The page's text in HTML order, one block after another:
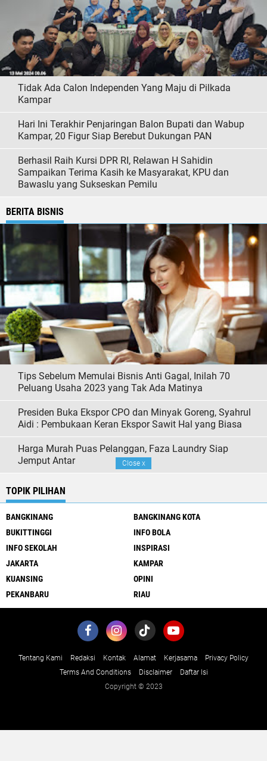
Tidak Ada Calon Independen Yang Maju di Pilkada
Kampar
Hari Ini Terakhir Penjaringan Balon Bupati dan Wabup
Kampar, 20 Figur Siap Berebut Dukungan PAN
Berhasil Raih Kursi DPR RI, Relawan H Sahidin
Sampaikan Terima Kasih ke Masyarakat, KPU dan
Bawaslu yang Sukseskan Pemilu
BERITA BISNIS
Tips Sebelum Memulai Bisnis Anti Gagal, Inilah 70
Peluang Usaha 2023 yang Tak Ada Matinya
Presiden Buka Ekspor CPO dan Minyak Goreng, Syahrul
Aidi : Pembukaan Keran Ekspor Sawit Hal yang Biasa
Harga Murah Puas Pelanggan, Faza Laundry Siap
Jemput Antar
TOPIK PILIHAN
BANGKINANG
BANGKINANG KOTA
BUKITTINGGI
INFO BOLA
INFO SEKOLAH
INSPIRASI
JAKARTA
KAMPAR
KUANSING
OPINI
PEKANBARU
RIAU
Tentang Kami Redaksi Kontak Alamat Kerjasama
Privacy Policy
Terms And Conditions
Disclaimer
Daftar Isi
Copyright © 2023
Close x